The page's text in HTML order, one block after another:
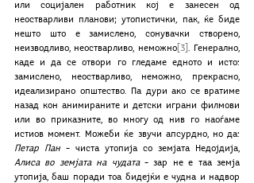
или социјален работник кој е занесен од
неостварливи планови; утопистички, пак, ќе биде
нешто што е замислено, сонувачки створено,
неизводливо, неостварливо, неможно[3] . Генерално,
каде и да се отвори го гледаме едното и исто:
замислено, неостварливо, неможно, прекрасно,
идеализирано општество. Па дури ако се вратиме
назад кон анимираните и детски играни филмови
или во приказните, во многу од нив го наоѓаме
Петар Пан
Алиса во земјата на чудата – зар не е таа земја
утопија, баш поради тоа бидејќи е чудна и надвор